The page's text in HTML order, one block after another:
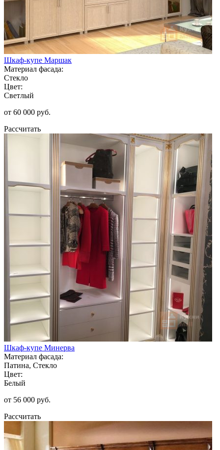
Шкаф-купе Маршак
Материал фасада:
Стекло
Цвет:
Светлый
от 60 000 руб.
Рассчитать
Шкаф-купе Минерва
Материал фасада:
Патина, Стекло
Цвет:
Белый
от 56 000 руб.
Рассчитать